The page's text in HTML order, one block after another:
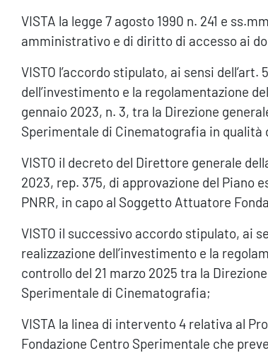
VISTA la legge 7 agosto 1990 n. 241 e
amministrativo e di diritto di accesso ai
VISTO l’accordo stipulato, ai sensi
dell’investimento e la regolamentazione
gennaio 2023, n. 3, tra la Direzione
Sperimentale di Cinematografia in
VISTO il decreto del Direttore generale
2023, rep. 375, di approvazione del Piano
PNRR, in capo al Soggetto Attuatore
VISTO il successivo accordo stipulato, ai
realizzazione dell’investimento e la
controllo del 21 marzo 2025 tra la
Sperimentale di Cinematografia;
VISTA la linea di intervento 4 relativa al
Fondazione Centro Sperimentale che